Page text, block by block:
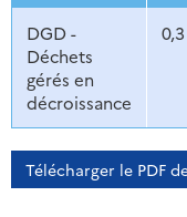
DGD -
Déchets
gérés en
décroissance
0,3
Télécharger le PDF